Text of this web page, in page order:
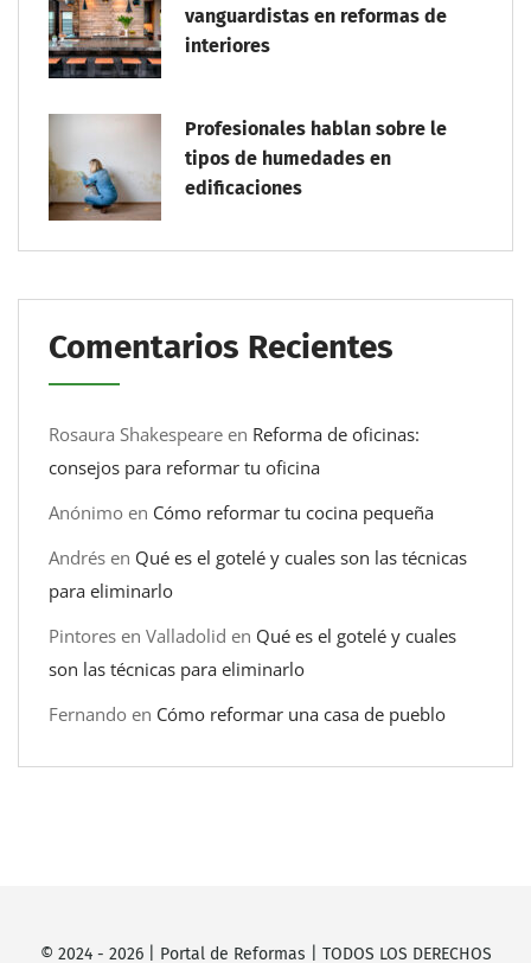
vanguardistas en reformas de
interiores
Profesionales hablan sobre le
tipos de humedades en
edificaciones
Comentarios Recientes
Rosaura Shakespeare en Reforma de oficinas:
consejos para reformar tu oficina
Anónimo en Cómo reformar tu cocina pequeña
Andrés en Qué es el gotelé y cuales son las técnicas
para eliminarlo
Pintores en Valladolid en Qué es el gotelé y cuales
son las técnicas para eliminarlo
Fernando en Cómo reformar una casa de pueblo
© 2024 - 2026| Portal de Reformas | TODOS LOS DERECHOS